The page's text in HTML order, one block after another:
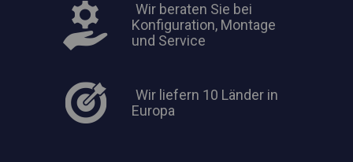
Wir beraten Sie bei
Konfiguration, Montage
und Service
Wir liefern 10 Länder in
Europa